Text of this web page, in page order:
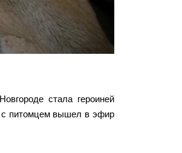
стала героиней
с питомцем вышел в эфир